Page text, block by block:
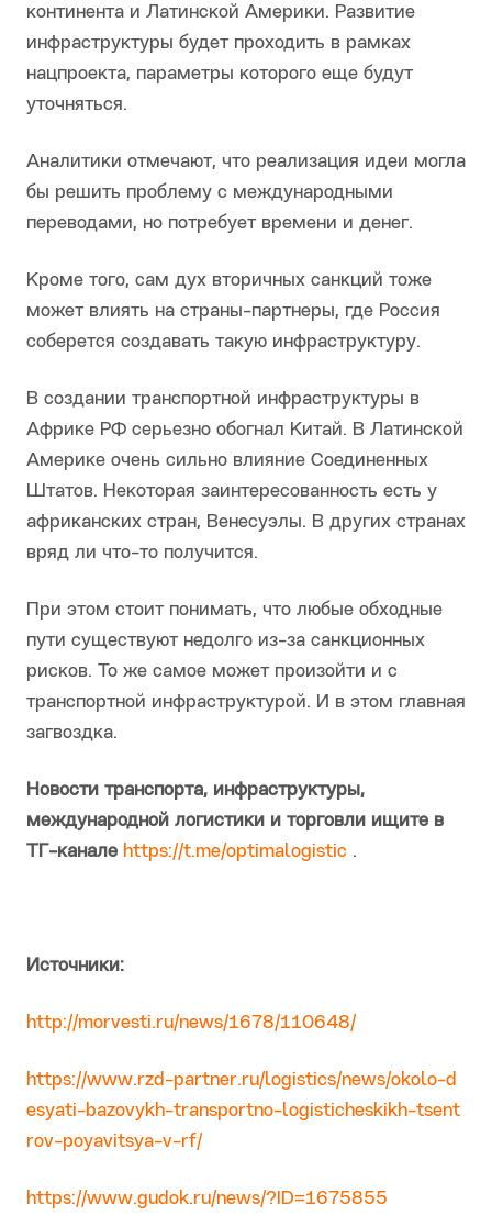
континента и Латинской Америки. Развитие
инфраструктуры будет проходить в рамках
нацпроекта, параметры которого еще будут
уточняться.
Аналитики отмечают, что реализация идеи могла
бы решить проблему с международными
переводами, но потребует времени и денег.
Кроме того, сам дух вторичных санкций тоже
может влиять на страны-партнеры, где Россия
соберется создавать такую инфраструктуру.
В создании транспортной инфраструктуры в
Африке РФ серьезно обогнал Китай. В Латинской
Америке очень сильно влияние Соединенных
Штатов. Некоторая заинтересованность есть у
африканских стран, Венесуэлы. В других странах
вряд ли что-то получится.
При этом стоит понимать, что любые обходные
пути существуют недолго из-за санкционных
рисков. То же самое может произойти и с
транспортной инфраструктурой. И в этом главная
загвоздка.
Новости транспорта, инфраструктуры,
международной логистики и торговли ищите в
ТГ-канале https://t.me/optimalogistic .
Источники:
http://morvesti.ru/news/1678/110648/
https://www.rzd-partner.ru/logistics/news/okolo-d
esyati-bazovykh-transportno-logisticheskikh-tsent
rov-poyavitsya-v-rf/
https://www.gudok.ru/news/?ID=1675855